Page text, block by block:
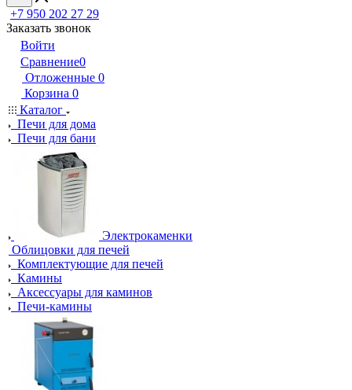
+7 950 202 27 29
Заказать звонок
Войти
Сравнение0
Отложенные 0
Корзина 0
Каталог
Печи для дома
Печи для бани
Электрокаменки
Облицовки для печей
Комплектующие для печей
Камины
Аксессуары для каминов
Печи-камины